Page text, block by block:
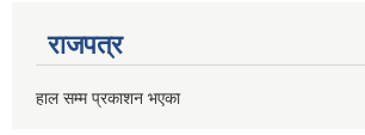
राजपत्र
हाल सम्म प्रकाशन भएका